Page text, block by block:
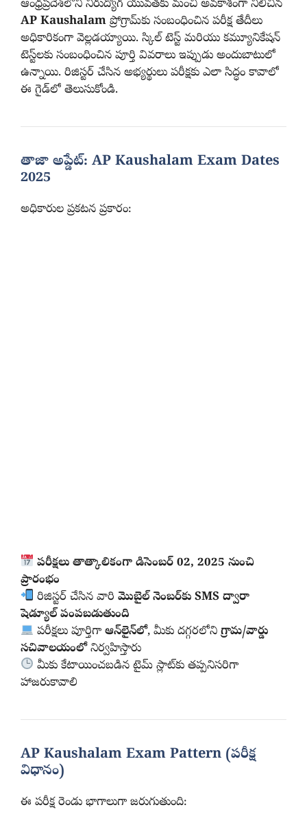
ఆంధ్రప్రదేశ్‌లోని నిరుద్యోగ యువతకు మంచి అవకాశంగా నిలిచిన
AP Kaushalam ప్రోగ్రామ్‌కు సంబంధించిన పరీక్ష తేదీలు
అధికారికంగా వెల్లడయ్యాయి. స్కిల్ టెస్ట్ మరియు కమ్యూనికేషన్
టెస్ట్‌లకు సంబంధించిన పూర్తి వివరాలు ఇప్పుడు అందుబాటులో
ఉన్నాయి. రిజిస్టర్ చేసిన అభ్యర్థులు పరీక్షకు ఎలా సిద్ధం కావాలో
ఈ గైడ్‌లో తెలుసుకోండి.
తాజా అప్డేట్: AP Kaushalam Exam Dates
2025
అధికారుల ప్రకటన ప్రకారం:
పరీక్షలు తాత్కాలికంగా డిసెంబర్ 02, 2025 నుంచి
ప్రారంభం
రిజిస్టర్ చేసిన వారిమొబైల్ నెంబర్‌కు SMS ద్వారా
షెడ్యూల్ పంపబడుతుంది
పరీక్షలు పూర్తిగాఆన్‌లైన్‌లో, మీకు దగ్గరలోనిగ్రామ/వార్డు
సచివాలయంలోనిర్వహిస్తారు
మీకు కేటాయించబడిన టైమ్ స్లాట్‌కు తప్పనిసరిగా
హాజరుకావాలి
AP Kaushalam Exam Pattern (పరీక్ష
విధానం)
ఈ పరీక్ష రెండు భాగాలుగా జరుగుతుంది: